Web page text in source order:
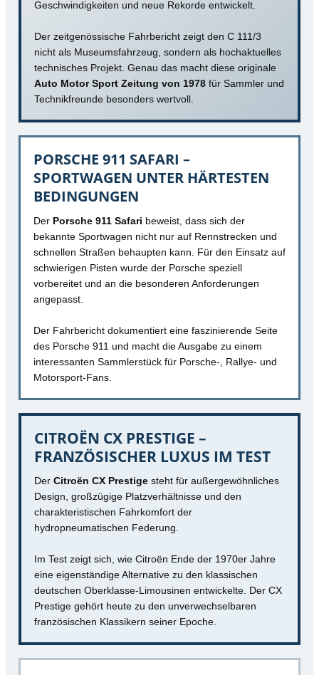
Geschwindigkeiten und neue Rekorde entwickelt.
Der zeitgenössische Fahrbericht zeigt den C 111/3
nicht als Museumsfahrzeug, sondern als hochaktuelles
technisches Projekt. Genau das macht diese originale
Auto Motor Sport Zeitung von 1978 für Sammler und
Technikfreunde besonders wertvoll.
PORSCHE 911 SAFARI –
SPORTWAGEN UNTER HÄRTESTEN
BEDINGUNGEN
Der Porsche 911 Safari beweist, dass sich der
bekannte Sportwagen nicht nur auf Rennstrecken und
schnellen Straßen behaupten kann. Für den Einsatz auf
schwierigen Pisten wurde der Porsche speziell
vorbereitet und an die besonderen Anforderungen
angepasst.
Der Fahrbericht dokumentiert eine faszinierende Seite
des Porsche 911 und macht die Ausgabe zu einem
interessanten Sammlerstück für Porsche-, Rallye- und
Motorsport-Fans.
CITROËN CX PRESTIGE –
FRANZÖSISCHER LUXUS IM TEST
Der Citroën CX Prestige steht für außergewöhnliches
Design, großzügige Platzverhältnisse und den
charakteristischen Fahrkomfort der
hydropneumatischen Federung.
Im Test zeigt sich, wie Citroën Ende der 1970er Jahre
eine eigenständige Alternative zu den klassischen
deutschen Oberklasse-Limousinen entwickelte. Der CX
Prestige gehört heute zu den unverwechselbaren
französischen Klassikern seiner Epoche.